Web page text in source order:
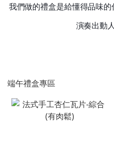
我們做的禮盒是給懂得品味
演奏出動
端午禮盒專區